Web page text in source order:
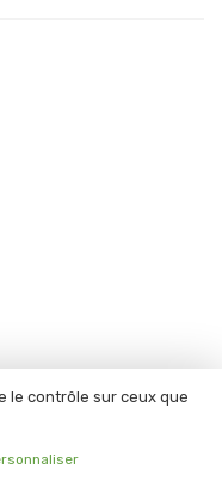
le contrôle sur ceux que